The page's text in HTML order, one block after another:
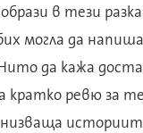
в тези
могла да
да кажа
кратко ревю за